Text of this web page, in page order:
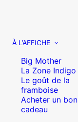
À L’AFFICHE
Big Mother
La Zone Indigo
Le goût de la
framboise
Acheter un bon
cadeau